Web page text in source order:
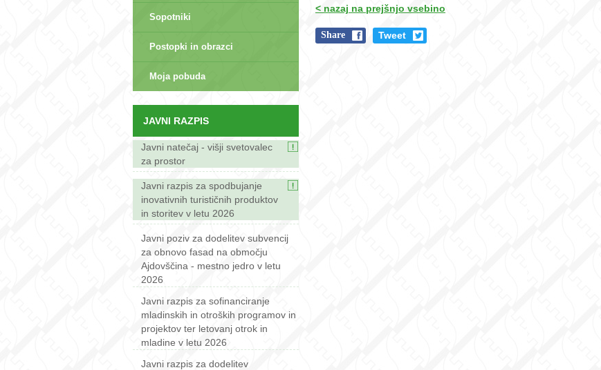
Sopotniki
Postopki in obrazci
Moja pobuda
JAVNI RAZPIS
Javni natečaj - višji svetovalec
za prostor
Javni razpis za spodbujanje
inovativnih turističnih produktov
in storitev v letu 2026
Javni poziv za dodelitev subvencij
za obnovo fasad na območju
Ajdovščina - mestno jedro v letu
2026
Javni razpis za sofinanciranje
mladinskih in otroških programov in
projektov ter letovanj otrok in
mladine v letu 2026
Javni razpis za dodelitev
< nazaj na prejšnjo vsebino
Share Tweet